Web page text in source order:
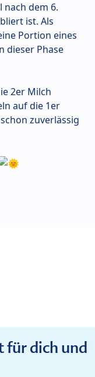
nach dem 6.
ist. Als
Portion eines
dieser Phase
2er Milch
auf die 1er
zuverlässig
für dich und